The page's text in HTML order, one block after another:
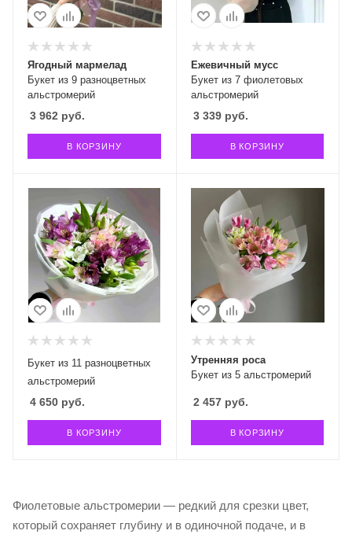
Букет из 9 разноцветных
альстромерий
Ягодный мармелад
3 962 руб.
В КОРЗИНУ
Букет из 7 фиолетовых
альстромерий
Ежевичный мусс
3 339руб.
В КОРЗИНУ
Букет из 11 разноцветных
альстромерий
4 650 руб.
В КОРЗИНУ
Букет из 5 альстромерий
Утренняя роса
2 457руб.
В КОРЗИНУ
Фиолетовые альстромерии — редкий для срезки цвет,
который сохраняет глубину и в одиночной подаче, и в